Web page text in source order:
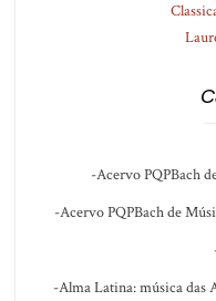
-Acervo PQPBach
-Acervo PQPBach de
-Alma Latina: música das